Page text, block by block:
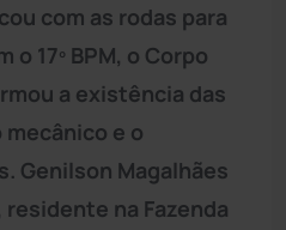
com as rodas para
o 17º BPM, o Corpo
a existência das
e o
Genilson Magalhães
residente na Fazenda